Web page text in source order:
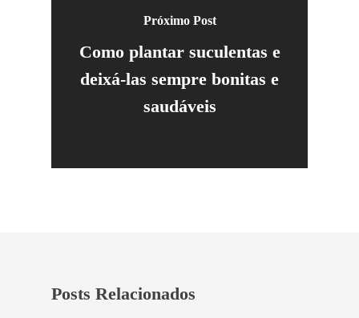
Próximo Post
Como plantar suculentas e
deixá-las sempre bonitas e
saudáveis
Posts Relacionados